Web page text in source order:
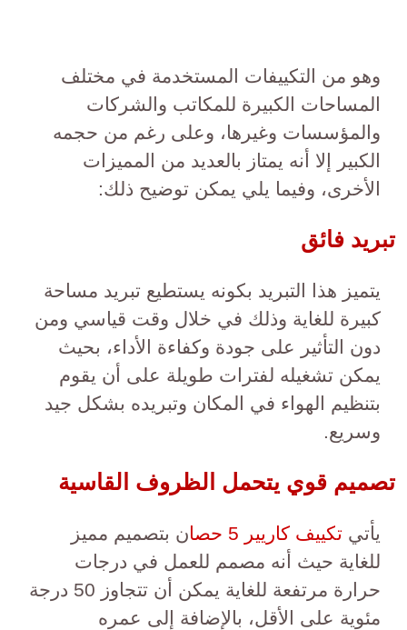
وهو من التكييفات المستخدمة في مختلف
المساحات الكبيرة للمكاتب والشركات
والمؤسسات وغيرها، وعلى رغم من حجمه
الكبير إلا أنه يمتاز بالعديد من المميزات
الأخرى، وفيما يلي يمكن توضيح ذلك:
تبريد فائق
يتميز هذا التبريد بكونه يستطيع تبريد مساحة
كبيرة للغاية وذلك في خلال وقت قياسي ومن
دون التأثير على جودة وكفاءة الأداء، بحيث
يمكن تشغيله لفترات طويلة على أن يقوم
بتنظيم الهواء في المكان وتبريده بشكل جيد
وسريع.
تصميم قوي يتحمل الظروف القاسية
يأتيتكييف كاريير 5 حصا
ن بتصميم مميز
للغاية حيث أنه مصمم للعمل في درجات
حرارة مرتفعة للغاية يمكن أن تتجاوز 50 درجة
مئوية على الأقل، بالإضافة إلى عمره